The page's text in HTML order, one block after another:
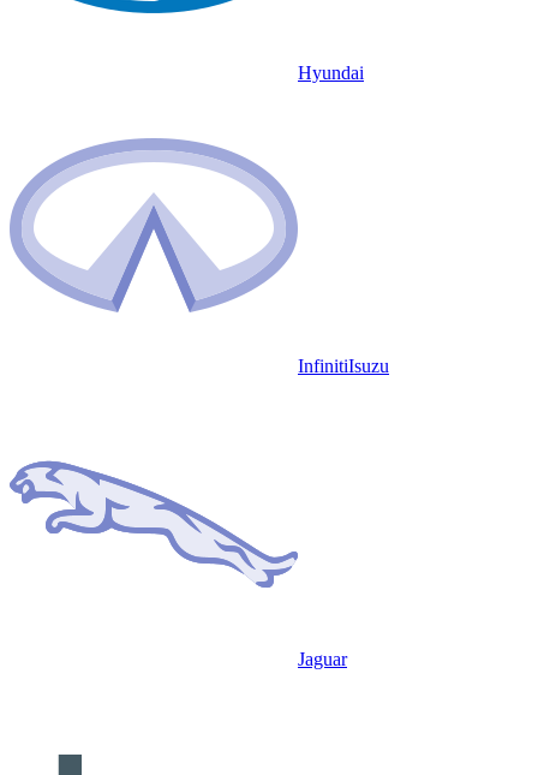
Hyundai
InfinitiIsuzu
Jaguar